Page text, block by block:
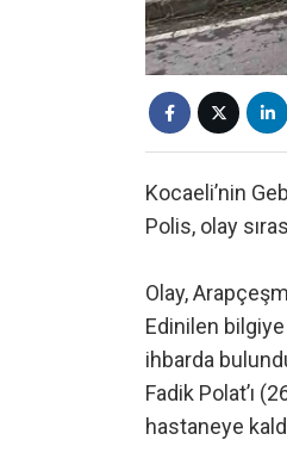
Kocaeli’nin
Polis, olay
Olay,
Edinilen
ihbarda
Fadik Polat’ı
hastaneye